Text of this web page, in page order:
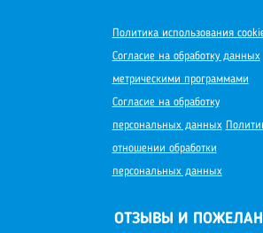
Политика использования
Согласие на обработку данных
метрическими программами
Согласие на обработку
персональных данных
отношении обработки
персональных данных
ОТЗЫВЫ И